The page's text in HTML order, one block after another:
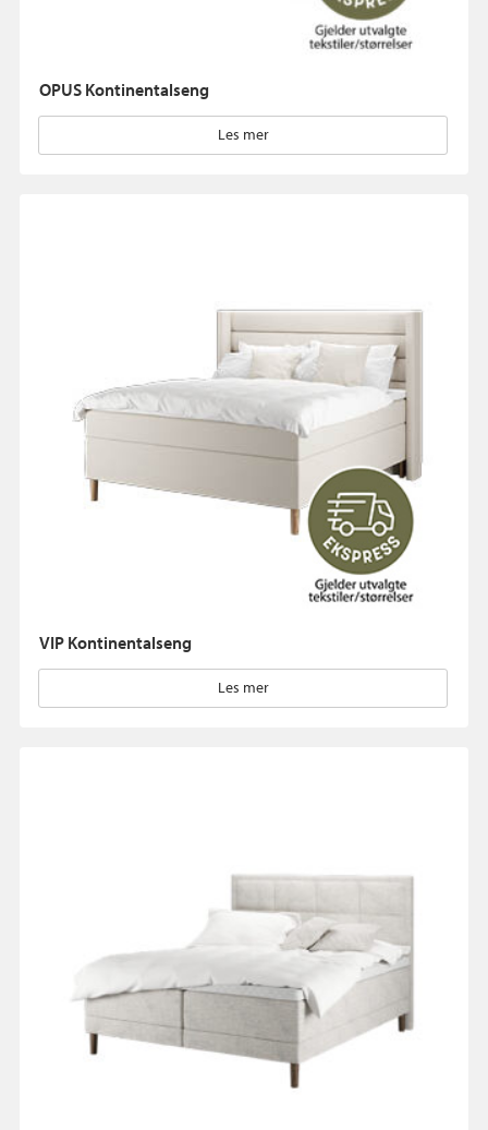
OPUS Kontinentalseng
Les mer
VIP Kontinentalseng
Les mer